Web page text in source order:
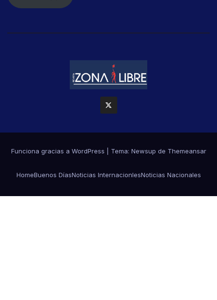
Funciona gracias a WordPress Tema: Newsup de Themeansar
HomeBuenos DíasNoticias InternacionlesNoticias Nacionales